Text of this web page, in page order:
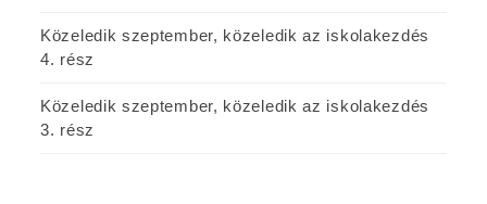
Közeledik szeptember, közeledik az iskolakezdés
4. rész
Közeledik szeptember, közeledik az iskolakezdés
3. rész